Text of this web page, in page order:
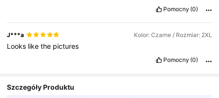
Pomocny (0)
J***a Kolor: Czarne / Rozmiar: 2XL
Looks likethe pictures
Pomocny (0)
Szczegóły Produktu